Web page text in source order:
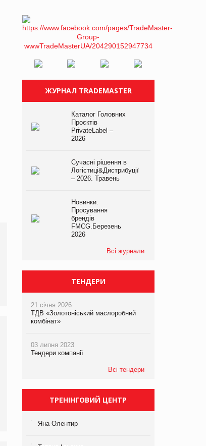
виробництва
компанії «УкраМарин»
ЖУРНАЛ TRADEMASTER
Каталог Головних
Проєктів
PrivateLabel –
2026
Сучасні рішення в
Логістиці&Дистрибуції
– 2026. Травень
Новинки.
Просування
брендів
FMCG.Березень
2026
Всі журнали
ТЕНДЕРИ
21 січня 2026
ТДВ «Золотоніський маслоробний
комбінат»
03 липня 2023
Тендери компанії
Всі тендери
ТРЕНІНГОВИЙ ЦЕНТР
Яна Олентир